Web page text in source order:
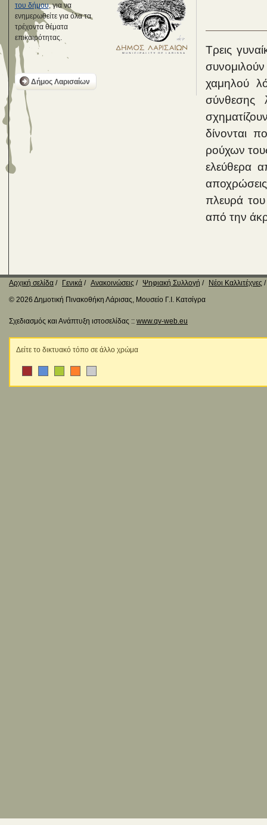
του δήμου, για να
ενημερωθείτε για όλα τα
τρέχοντα θέματα
επικαιρότητας.
Δήμος Λαρισαίων
Τρεις
χαμηλού
σύνθεσης
δίνονται
ρούχων
ελεύθερα
πλευρά
από την
Αρχική σελίδα Γενικά Ανακοινώσεις Ψηφιακή Συλλογή
Νέοι Καλλιτέχνες
© 2026 Δημοτική Πινακοθήκη Λάρισας, Μουσείο Γ.Ι. Κατσίγρα
Σχεδιασμός και Ανάπτυξη ιστοσελίδας :: www.qv-web.eu
Δείτε το δικτυακό τόπο σε άλλο χρώμα